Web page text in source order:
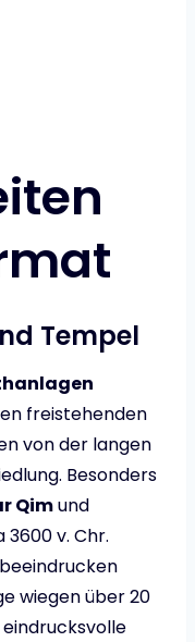
Tempel
freistehenden
von der langen
Besonders
Qimund
v. Chr.
wiegen über 20
eindrucksvolle